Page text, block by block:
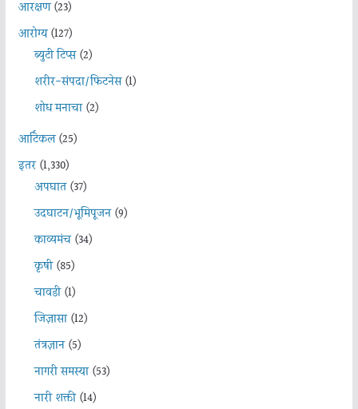
आरक्षण(23)
आरोग्य(127)
ब्युटी टिप्स(2)
शरीर-संपदा/फिटनेस(1)
शोध मनाचा(2)
आर्टिकल(25)
इतर(1,330)
अपघात(37)
उदघाटन/भूमिपूजन(9)
काव्यमंच(34)
कृषी(85)
चावडी(1)
जिज्ञासा(12)
तंत्रज्ञान(5)
नागरी समस्या(53)
नारी शक्ती(14)